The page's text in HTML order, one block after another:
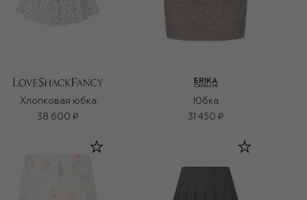
Хлопковая юбка
38 600 ₽
Юбка
31 450 ₽